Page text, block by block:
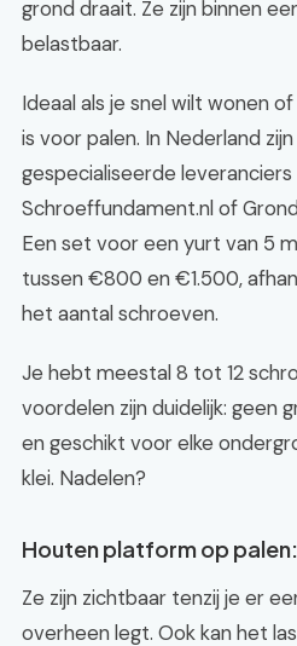
grond draait. Ze zijn binnen
belastbaar.
Ideaal als je snel wilt wonen
is voor palen. In Nederland
gespecialiseerde leveranciers
Schroeffundament.nl of
Een set voor een yurt van 5
tussen €800 en €1.500,
het aantal schroeven.
Je hebt meestal 8 tot 12
voordelen zijn duidelijk: geen
en geschikt voor elke
klei. Nadelen?
Houten platform op
Ze zijn zichtbaar tenzij je er
overheen legt. Ook kan het